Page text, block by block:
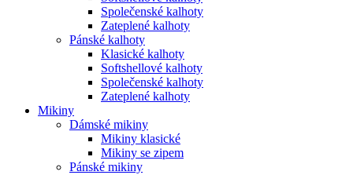
Společenské kalhoty
Zateplené kalhoty
Pánské kalhoty
Klasické kalhoty
Softshellové kalhoty
Společenské kalhoty
Zateplené kalhoty
Mikiny
Dámské mikiny
Mikiny klasické
Mikiny se zipem
Pánské mikiny